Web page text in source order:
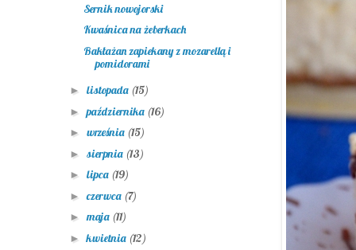
Sernik nowojorski
Kwaśnica na żeberkach
Bakłażan zapiekany z mozarellą i
pomidorami
► listopada (15)
►października (16)
► września (15)
► sierpnia (13)
► lipca (19)
►czerwca (7)
►maja (11)
►kwietnia (12)